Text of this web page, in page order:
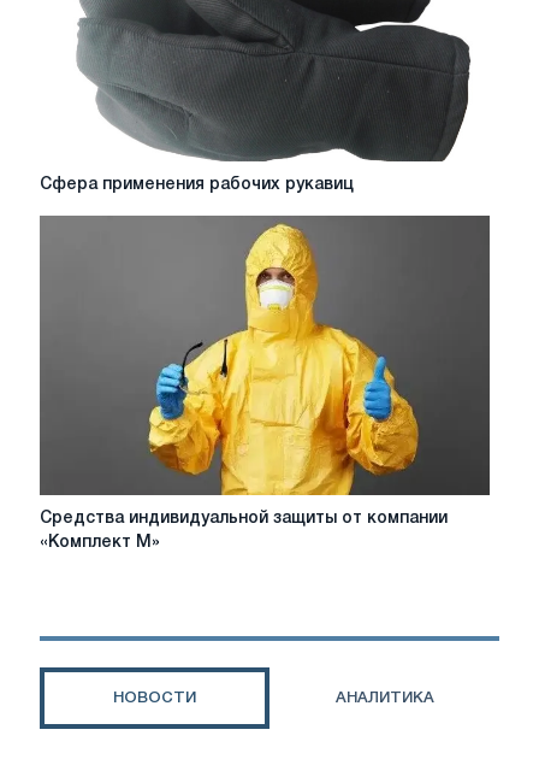
производстве
Сфера
Сфера применения рабочих рукавиц
Средства
индивидуальной
«Комплект
Средства индивидуальной защиты от компании
«Комплект М»
НОВОСТИ АНАЛИТИКА